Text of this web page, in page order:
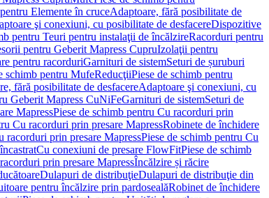
Elemente în cruceAdaptoare, fără posibilitate de
şi conexiuni, cu posibilitate de desfacereDispozitive
pentru Teuri pentru instalaţii de încălzireRacorduri pentru
pentru Geberit Mapress CupruIzolaţii pentru
pentru racorduriGarnituri de sistemSeturi de șuruburi
schimb pentru MufeReducţiiPiese de schimb pentru
fără posibilitate de desfacereAdaptoare şi conexiuni, cu
Geberit Mapress CuNiFeGarnituri de sistemSeturi de
MapressPiese de schimb pentru Cu racorduri prin
Cu racorduri prin presare MapressRobinete de închidere
racorduri prin presare MapressPiese de schimb pentru Cu
Cu conexiuni de presare FlowFitPiese de schimb
prin presare MapressÎncălzire și răcire
Dulapuri de distribuţieDulapuri de distribuţie din
pentru încălzire prin pardosealăRobinet de închidere